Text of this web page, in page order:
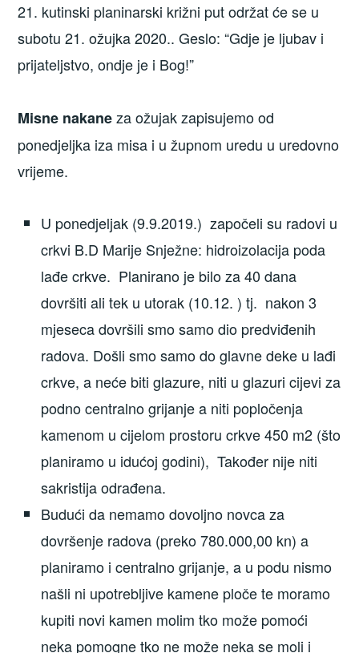
21. kutinski planinarski križni put održat će se u
subotu 21. ožujka 2020.. Geslo: “Gdje je ljubav i
prijateljstvo, ondje je i Bog!”
Misne nakaneza ožujak zapisujemo od
ponedjeljka iza misa i u župnom uredu u uredovno
vrijeme.
U ponedjeljak (9.9.2019.) započeli su radovi u
crkvi B.D Marije Snježne: hidroizolacija poda
lađe crkve. Planirano je bilo za 40 dana
dovršiti ali tek u utorak (10.12. ) tj. nakon 3
mjeseca dovršili smo samo dio predviđenih
radova. Došli smo samo do glavne deke u lađi
crkve, a neće biti glazure, niti u glazuri cijevi za
podno centralno grijanje a niti popločenja
kamenom u cijelom prostoru crkve 450 m2 (što
planiramo u idućoj godini), Također nije niti
sakristija odrađena.
Budući da nemamo dovoljno novca za
dovršenje radova (preko 780.000,00 kn) a
planiramo i centralno grijanje, a u podu nismo
našli ni upotrebljive kamene ploče te moramo
kupiti novi kamen molim tko može pomoći
neka pomogne tko ne može neka se moli i